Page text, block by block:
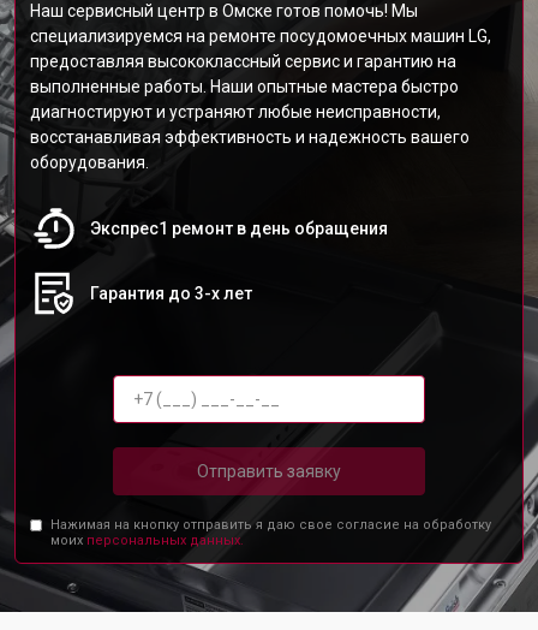
Наш сервисный центр в Омске готов помочь! Мы
специализируемся на ремонте посудомоечных машин LG,
предоставляя высококлассный сервис и гарантию на
выполненные работы. Наши опытные мастера быстро
диагностируют и устраняют любые неисправности,
восстанавливая эффективность и надежность вашего
оборудования.
Экспрес1 ремонт в день обращения
Гарантия до 3-х лет
Отправить заявку
Нажимая на кнопку отправить я даю свое согласие на обработку
моих персональных данных.